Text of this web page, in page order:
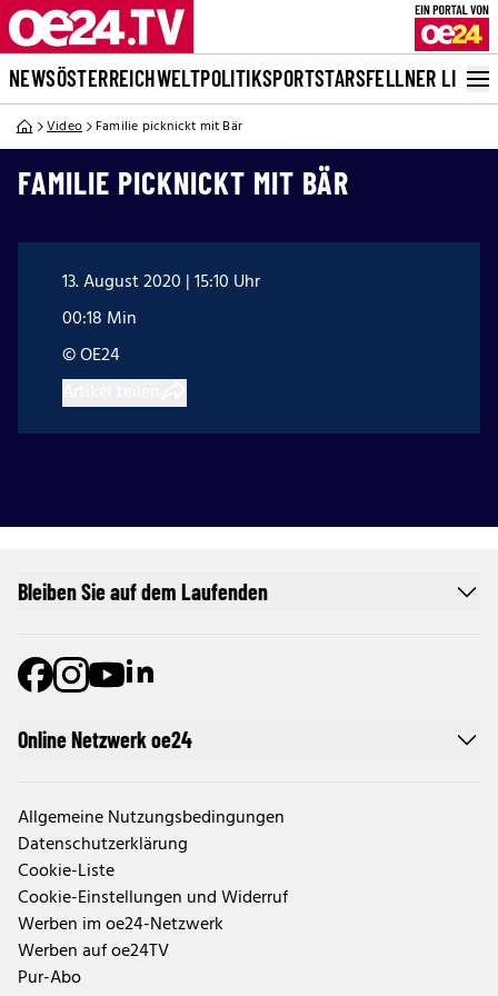
NEWSÖSTERREICHWELTPOLITIKSPORTSTARSFELLNER LIVE
Video Familie picknickt mit Bär
FAMILIE PICKNICKT MIT BÄR
13. August 2020 | 15:10 Uhr
00:18 Min
© OE24
Online Netzwerk oe24
Allgemeine Nutzungsbedingungen
Datenschutzerklärung
Cookie-Liste
Cookie-Einstellungen und Widerruf
Werben im oe24-Netzwerk
Werben auf oe24TV
Pur-Abo
Bleiben Sie auf dem Laufenden